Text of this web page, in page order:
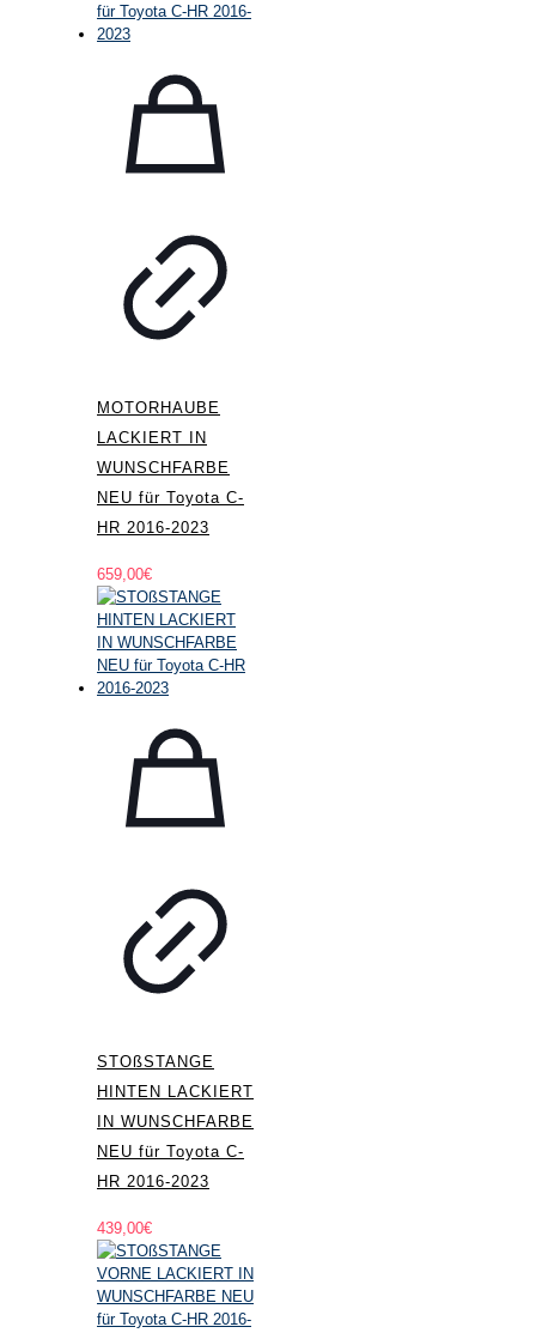
MOTORHAUBE
LACKIERT IN
WUNSCHFARBE
NEU für Toyota C-
HR 2016-2023
659,00€
STOßSTANGE
HINTEN LACKIERT
IN WUNSCHFARBE
NEU für Toyota C-
HR 2016-2023
439,00€